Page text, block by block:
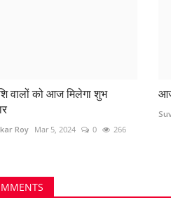
वालों को आज मिलेगा शुभ
Roy Mar 5, 2024 0 266